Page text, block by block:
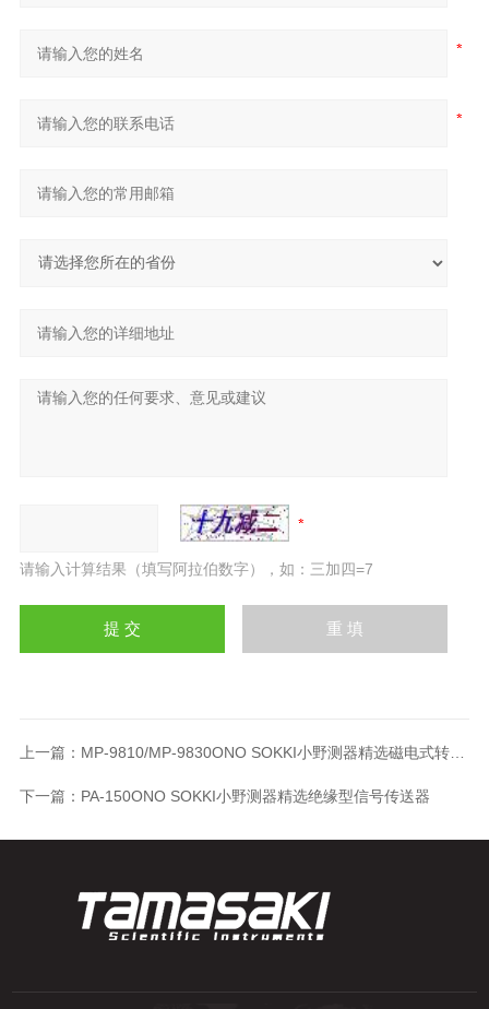
请输入计算结果（填写阿拉伯数字），如：三加四=7
上一篇： MP-9810/MP-9830ONO SOKKI小野测器精选磁电式转速传感器
下一篇： PA-150ONO SOKKI小野测器精选绝缘型信号传送器